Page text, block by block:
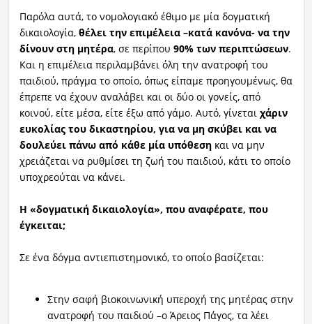
Παρόλα αυτά, το νομολογιακό έθιμο με μία δογματική
δικαιολογία, θέλει την επιμέλεια –κατά κανόνα- να την
δίνουν στη μητέρα, σε περίπου 90% των περιπτώσεων.
Και η επιμέλεια περιλαμβάνει όλη την ανατροφή του
παιδιού, πράγμα το οποίο, όπως είπαμε προηγουμένως, θα
έπρεπε να έχουν αναλάβει και οι δύο οι γονείς, από
κοινού, είτε μέσα, είτε έξω από γάμο. Αυτό, γίνεται χάριν
ευκολίας του δικαστηρίου, για να μη σκύβει και να
δουλεύει πάνω από κάθε μία υπόθεσηκαι να μην
χρειάζεται να ρυθμίσει τη ζωή του παιδιού, κάτι το οποίο
υποχρεούται να κάνει.
Η «δογματική δικαιολογία», που αναφέρατε, που
έγκειται;
Σε ένα δόγμα αντιεπιστημονικό, το οποίο βασίζεται:
Στην σαφή βιοκοινωνική υπεροχή της μητέρας στην
ανατροφή του παιδιού –ο Άρειος Πάγος, τα λέει